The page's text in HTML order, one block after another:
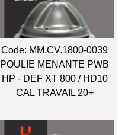
Code: MM.CV.1800-0039
POULIE MENANTE PWB
HP - DEF XT 800 / HD10
CAL TRAVAIL 20+